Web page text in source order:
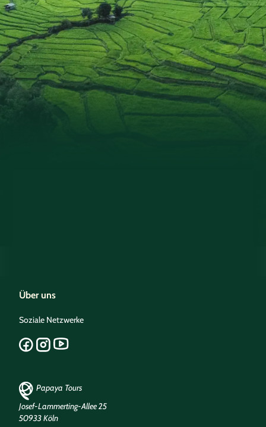
Über uns
Soziale Netzwerke
Papaya Tours
Josef-Lammerting-Allee 25
50933 Köln